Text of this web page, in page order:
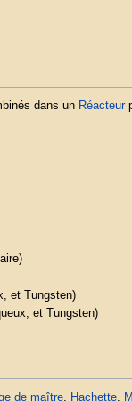
dans un Réacteur
et Tungsten)
et Tungsten)
de maître, Hachette,